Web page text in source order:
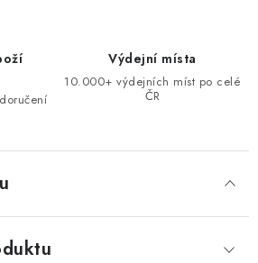
Výdejní místa
10.000+ výdejních míst po celé
ČR